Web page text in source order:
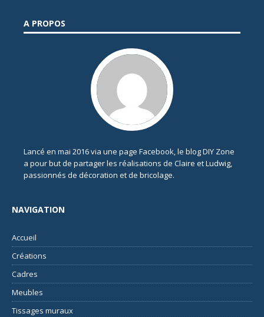
A PROPOS
Lancé en mai 2016 via une page Facebook, le blog DIY Zone
a pour but de partager les réalisations de Claire et Ludwig,
passionnés de décoration et de bricolage.
NAVIGATION
Accueil
Créations
Cadres
Meubles
Tissages muraux